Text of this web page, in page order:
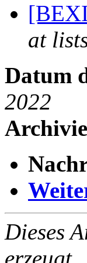
at
Datum
2022
Dieses